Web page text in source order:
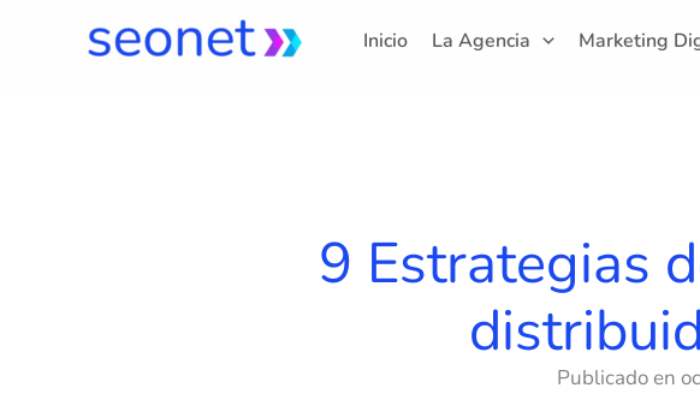
Inicio La Agencia Marketing
9 Estrategias
Publicado en